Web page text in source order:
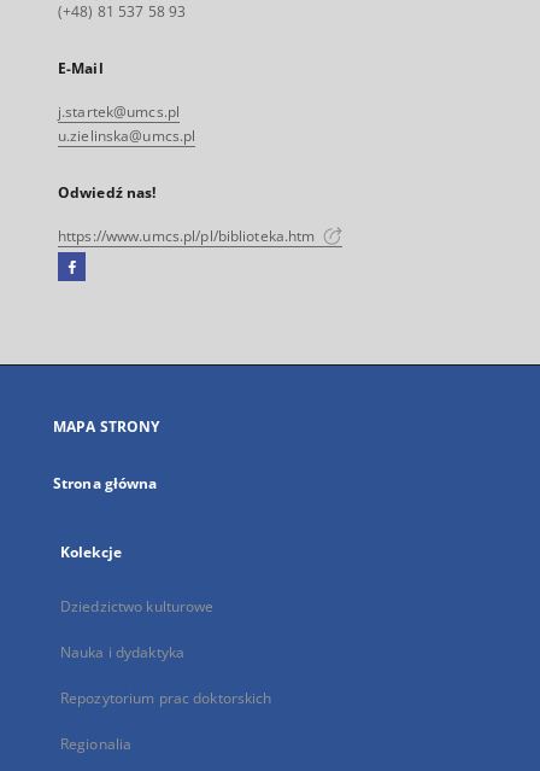
(+48) 81 537 58 93
E-Mail
j.startek@umcs.pl
u.zielinska@umcs.pl
Odwiedź nas!
https://www.umcs.pl/pl/biblioteka.htm
Facebook
się
karcie
MAPA STRONY
Strona główna
Kolekcje
Dziedzictwo kulturowe
Nauka i dydaktyka
Repozytorium prac doktorskich
Regionalia